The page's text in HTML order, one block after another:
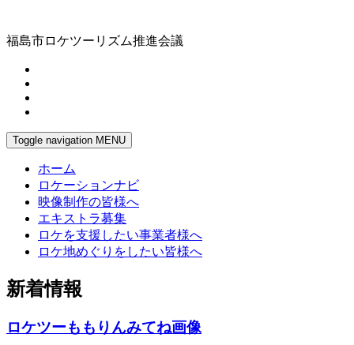
福島市ロケツーリズム推進会議
Toggle navigation MENU
ホーム
ロケーションナビ
映像制作の皆様へ
エキストラ募集
ロケを支援したい事業者様へ
ロケ地めぐりをしたい皆様へ
新着情報
ロケツーももりんみてね画像